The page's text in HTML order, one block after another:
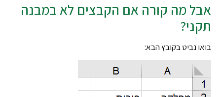
מה קורה אם הקבצים לא במבנה
נביט בקובץ הבא: